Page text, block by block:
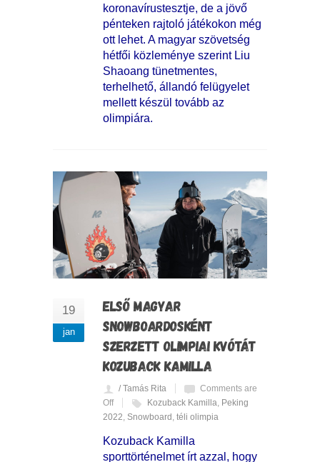
koronavírustesztje, de a jövő
pénteken rajtoló játékokon még
ott lehet. A magyar szövetség
hétfői közleménye szerint Liu
Shaoang tünetmentes,
terhelhető, állandó felügyelet
mellett készül tovább az
olimpiára.
19
jan
ELSŐ MAGYAR
SNOWBOARDOSKÉNT
SZERZETT OLIMPIAI KVÓTÁT
KOZUBACK KAMILLA
/ Tamás Rita
Comments are
Off
Kozuback Kamilla, Peking
2022, Snowboard , téli olimpia
Kozuback Kamilla
sporttörténelmet írt azzal, hogy